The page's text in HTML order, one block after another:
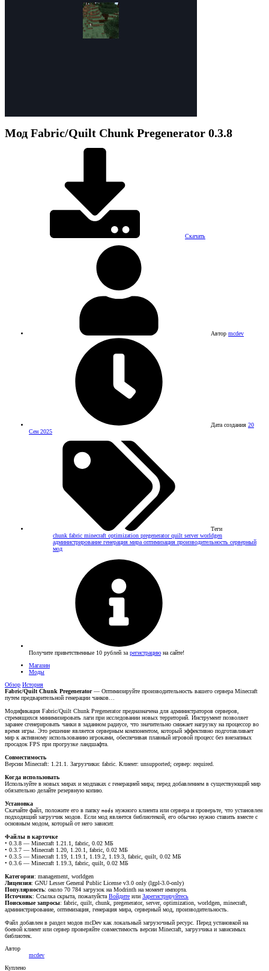
Мод Fabric/Quilt Chunk Pregenerator 0.3.8
Скачать
Автор mcdev
Дата создания 20
Сен 2025
Теги
chunk fabric minecraft optimization pregeneratorquilt serverworldgen
администрирование генерация мира оптимизация производительность серверный
мод
Получите приветственные 10 рублей за регистрацию на сайте!
Магазин
Моды
Обзор История
Fabric/Quilt Chunk Pregenerator— Оптимизируйте производительность вашего сервера Minecraft
путем предварительной генерации чанков…
Модификация Fabric/Quilt Chunk Pregenerator предназначена для администраторов серверов,
стремящихся минимизировать лаги при исследовании новых территорий. Инструмент позволяет
заранее сгенерировать чанки в заданном радиусе, что значительно снижает нагрузку на процессор во
время игры. Это решение является серверным компонентом, который эффективно подготавливает
мир к активному использованию игроками, обеспечивая плавный игровой процесс без внезапных
просадок FPS при прогрузке ландшафта.
Совместимость
Версии Minecraft: 1.21.1. Загрузчики: fabric. Клиент: unsupported; сервер: required.
Когда использовать
Используйте в новых мирах и модпаках с генерацией мира; перед добавлением в существующий мир
обязательно делайте резервную копию.
Установка
Скачайте файл, положите его в папку mods нужного клиента или сервера и проверьте, что установлен
подходящий загрузчик модов. Если мод является библиотекой, его обычно нужно ставить вместе с
основным модом, который от него зависит.
Файлы в карточке
• 0.3.8 — Minecraft 1.21.1, fabric, 0.02 МБ
• 0.3.7 — Minecraft 1.20, 1.20.1, fabric, 0.02 МБ
• 0.3.5 — Minecraft 1.19, 1.19.1, 1.19.2, 1.19.3, fabric, quilt, 0.02 МБ
• 0.3.6 — Minecraft 1.19.3, fabric, quilt, 0.02 МБ
Категории: management, worldgen
Лицензия: GNU Lesser General Public License v3.0 only (lgpl-3.0-only)
Популярность: около 70 784 загрузок на Modrinth на момент импорта.
Источник: Ссылка скрыта, пожалуйста Войдите или Зарегистрируйтесь
Поисковые запросы: fabric, quilt, chunk, pregenerator, server, optimization, worldgen, minecraft,
администрирование, оптимизация, генерация мира, серверный мод, производительность.
Файл добавлен в раздел модов mcDev как локальный загрузочный ресурс. Перед установкой на
боевой клиент или сервер проверяйте совместимость версии Minecraft, загрузчика и зависимых
библиотек.
Автор
mcdev
Куплено